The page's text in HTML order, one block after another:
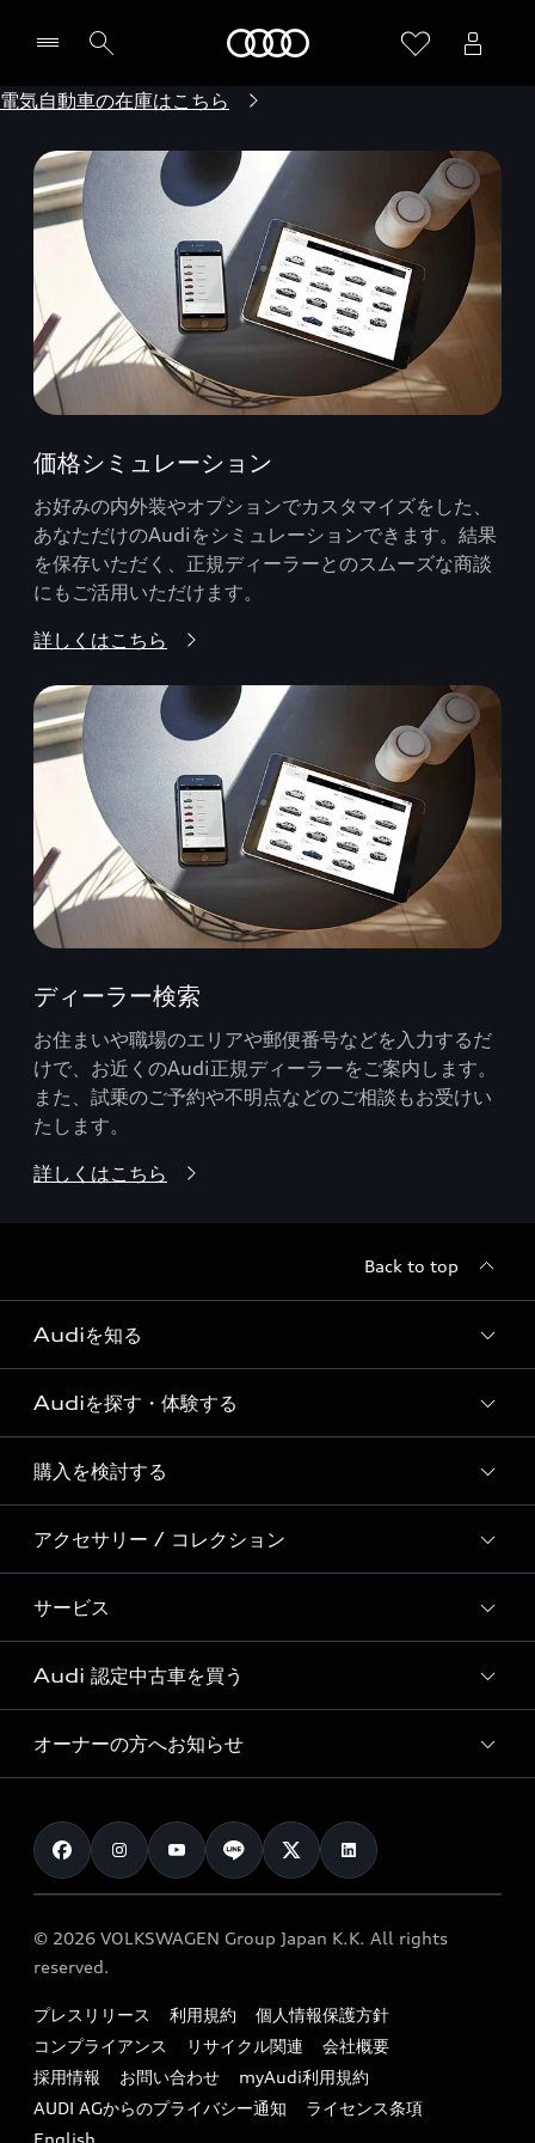
電気自動車の在庫はこちら
価格シミュレーション
お好みの内外装やオプションでカスタマイズをした、
あなただけのAudiをシミュレーションできます。結果
を保存いただく、正規ディーラーとのスムーズな商談
にもご活用いただけます。
詳しくはこちら
ディーラー検索
お住まいや職場のエリアや郵便番号などを入力するだ
けで、お近くのAudi正規ディーラーをご案内します。
また、試乗のご予約や不明点などのご相談もお受けい
たします。
詳しくはこちら
Back to top
Audiを知る
Audi ブランド
Story of Progress
Audi Sport
Formula 1®
デジタルサービス
Audiを探す・体験する
ディーラー検索
新車在庫検索
試乗車・展示車検索
見積り依頼
試乗予約
購入を検討する
モデル一覧
特別仕様モデル / 限定モデル
e-tronラインアップ
価格シミュレーション
車両比較
カタログ一覧
アクセサリー / コレクション
純正アクセサリー
オンラインショップ
Audi collection
アウディナビアプリ
サービス
サービス入庫予約
サービスプログラム
メンテナンス
車検 / 定期点検
e-tronアフターサポート
myAudi
Audi 認定中古車を買う
Audi認定中古車
クオリティ
保証
メンテナンス
ファイナンス
キャンペーン / イベント
買取査定
オーナーの方へお知らせ
お知らせ
オーナー様向けキャンペーン
特定整備適用車一覧
リサイクル法
よくある質問（FAQ）
© 2026 VOLKSWAGEN Group Japan K.K. All rights
reserved.
プレスリリース 利用規約
個人情報保護方針
コンプライアンス
リサイクル関連
会社概要
採用情報
お問い合わせ
myAudi利用規約
AUDI AGからのプライバシー通知
ライセンス条項
English